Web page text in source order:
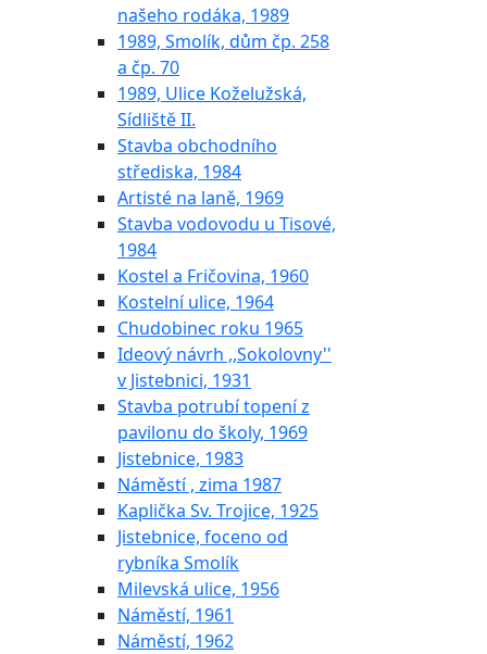
našeho rodáka, 1989
1989, Smolík, dům čp. 258
a čp. 70
1989, Ulice Koželužská,
Sídliště II.
Stavba obchodního
střediska, 1984
Artisté na laně, 1969
Stavba vodovodu u Tisové,
1984
Kostel a Fričovina, 1960
Kostelní ulice, 1964
Chudobinec roku 1965
Ideový návrh ,,Sokolovny''
v Jistebnici, 1931
Stavba potrubí topení z
pavilonu do školy, 1969
Jistebnice, 1983
Náměstí , zima 1987
Kaplička Sv. Trojice, 1925
Jistebnice, foceno od
rybníka Smolík
Milevská ulice, 1956
Náměstí, 1961
Náměstí, 1962